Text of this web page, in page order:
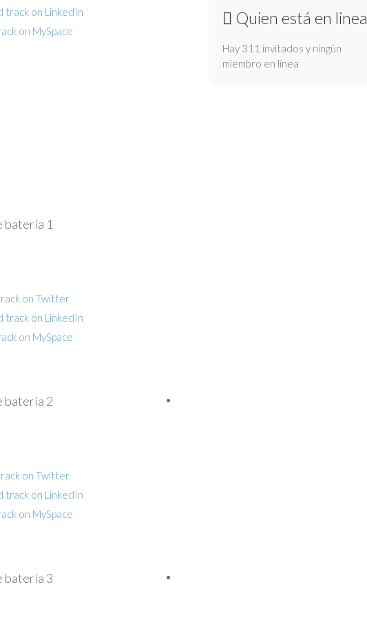
batería 1
batería 2
batería 3
Quien está en linea
Hay 311 invitados y ningún
miembro en línea